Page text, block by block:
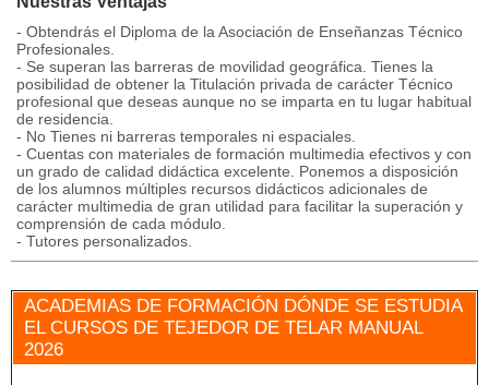
- Obtendrás el Diploma de la Asociación de Enseñanzas Técnico
Profesionales.
- Se superan las barreras de movilidad geográfica. Tienes la
posibilidad de obtener la Titulación privada de carácter Técnico
profesional que deseas aunque no se imparta en tu lugar habitual
de residencia.
- No Tienes ni barreras temporales ni espaciales.
- Cuentas con materiales de formación multimedia efectivos y con
un grado de calidad didáctica excelente. Ponemos a disposición
de los alumnos múltiples recursos didácticos adicionales de
carácter multimedia de gran utilidad para facilitar la superación y
comprensión de cada módulo.
- Tutores personalizados.
ACADEMIAS DE FORMACIÓN DÓNDE SE ESTUDIA
EL CURSOS DE TEJEDOR DE TELAR MANUAL
2026